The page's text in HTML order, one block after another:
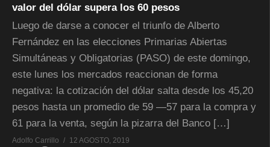
valor del dólar supera los 60 pesos
Luego de darse a conocer el triunfo de Alberto
Fernández en las elecciones Primarias Abiertas
Simultáneas y Obligatorias (PASO) de este domingo,
este lunes los mercados reaccionan de forma
negativa: la cotización del dólar salta desde los 45,20
pesos hasta un promedio de 59 —57 para la compra y
61 para la venta, según la pizarra del Banco […]
Adolfo Carrillo
12 AGOSTO, 2019